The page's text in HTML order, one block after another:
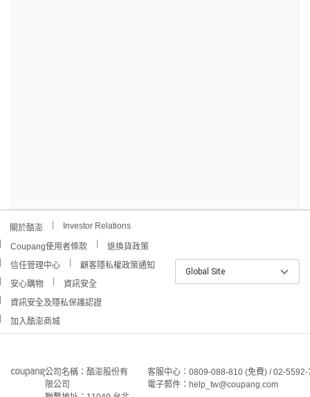
關於酷澎 Investor Relations
Coupang使用者條款
退換貨政策
信任管理中心
顧客隱私權政策通知
安心購物
資訊安全
資訊安全及隱私保護認證
加入酷澎商城
Global Site
公司名稱：酷澎股份有
限公司
客服中心：0809-088-810 (免費) / 02-
電子郵件：help_tw@coupang.com